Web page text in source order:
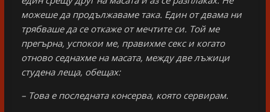
можеше да продължаваме така. Един от двама ни
трябваше да се откаже от мечтите си. Той ме
прегърна, успокои ме, правихме секс и когато
отново седнахме на масата, между две лъжици
студена леща, обещах:
– Това е последната консерва, която сервирам.